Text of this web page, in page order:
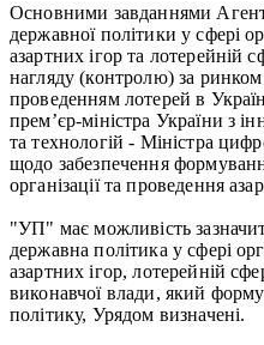
Основними завданнями
державної політики у сфері
азартних ігор та лотерейній
нагляду (контролю) за ринком
проведенням лотерей в
прем’єр-міністра України з
та технологій - Міністра
щодо забезпечення
організації та проведення
"УП" має можливість
державна політика у сфері
азартних ігор, лотерейній
виконавчої влади, який
політику, Урядом визначені.